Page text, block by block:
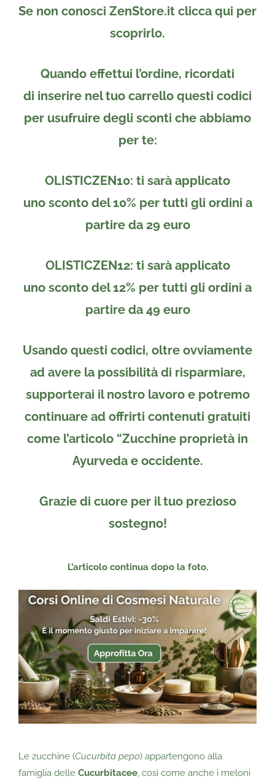
Se non conosci ZenStore.it clicca qui per
scoprirlo.
Quando effettui l’ordine, ricordati
di inserire nel tuo carrello questi codici
per usufruire degli sconti che abbiamo
per te:
OLISTICZEN10: ti sarà applicato
uno sconto del 10% per tutti gli ordini a
partire da 29 euro
OLISTICZEN12: ti sarà applicato
uno sconto del 12% per tutti gli ordini a
partire da 49 euro
Usando questi codici, oltre ovviamente
ad avere la possibilità di risparmiare,
supporterai il nostro lavoro e potremo
continuare ad offrirti contenuti gratuiti
come l’articolo “Zucchine proprietà in
Ayurveda e occidente.
Grazie di cuore per il tuo prezioso
sostegno!
L’articolo continua dopo la foto.
Le zucchine (Cucurbita pepo) appartengono alla
famiglia delle Cucurbitacee , così come anche i meloni